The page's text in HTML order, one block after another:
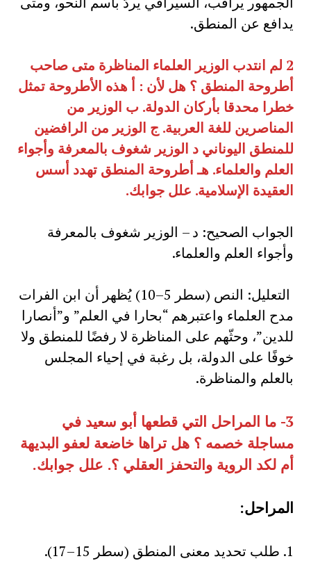
يدافع عن المنطق.
2 لم انتدب الوزير العلماء المناظرة متى صاحب
أطروحة المنطق ؟ هل لأن : أ هذه الأطروحة تمثل
خطرا محدقا بأركان الدولة. ب الوزير من
المناصرين للغة العربية. ج الوزير من الرافضين
للمنطق اليوناني د الوزير شغوف بالمعرفة وأجواء
العلم والعلماء. هـ أطروحة المنطق تهدد أسس
العقيدة الإسلامية. علل جوابك.
الجواب الصحيح: د – الوزير شغوف بالمعرفة
وأجواء العلم والعلماء.
التعليل: النص (سطر 5–10) يُظهر أن ابن الفرات
مدح العلماء واعتبرهم “بحارا في العلم” و”أنصارا
للدين”، وحثّهم على المناظرة لا رفضًا للمنطق ولا
خوفًا على الدولة، بل رغبة في إحياء المجلس
بالعلم والمناظرة.
3- ما المراحل التي قطعها أبو سعيد في
مساجلة خصمه ؟ هل تراها خاضعة لعفو البديهة
أم لكد الروية والتحفز العقلي ؟. علل جوابك.
المراحل:
1. طلب تحديد معنى المنطق (سطر 15–17).